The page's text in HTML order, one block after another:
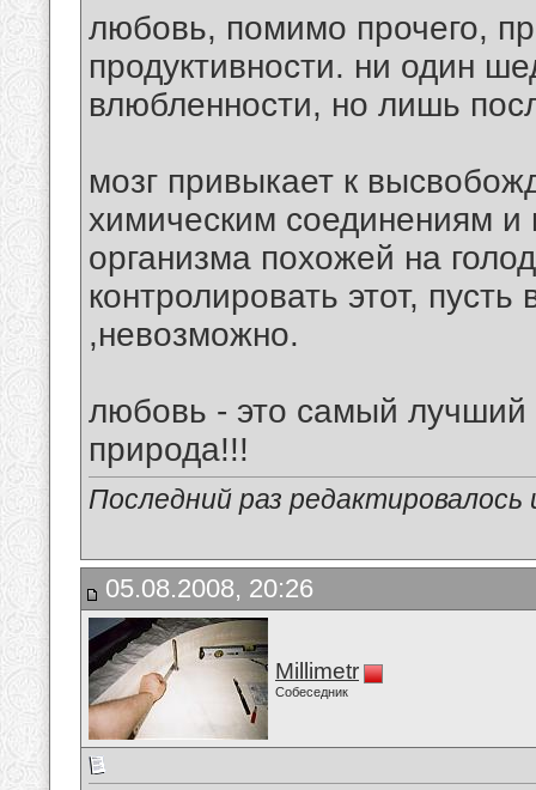
любовь, помимо прочего,
продуктивности. ни один
влюбленности, но лишь
мозг привыкает к
химическим соединениям и
организма похожей на
контролировать этот,
,невозможно.
любовь - это самый лучший
природа!!!
Последний раз
05.08.2008, 20:26
Millimetr
Собеседник